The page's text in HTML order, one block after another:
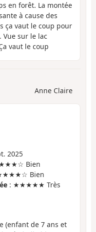
en forêt. La montée
à cause des
ça vaut le coup pour
sur le lac
vaut le coup
Anne Claire
2025
Bien
Bien
: ★★★★★ Très
(enfant de 7 ans et